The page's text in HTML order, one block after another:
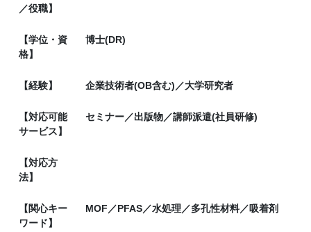
／役職】
【学位・資
格】
博士(DR)
【経験】 企業技術者(OB含む)／大学研究者
【対応可能
サービス】
セミナー／出版物／講師派遣(社員研修)
【対応方
法】
【関心キー
ワード】
MOF／PFAS／水処理／多孔性材料／吸着剤